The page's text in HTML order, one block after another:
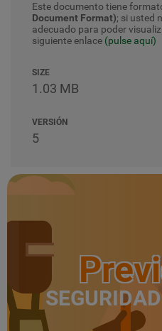
Este documento tiene
Document Format); si usted
adecuado para poder
siguiente enlace (pulse aquí)
SIZE
1.03 MB
VERSIÓN
5